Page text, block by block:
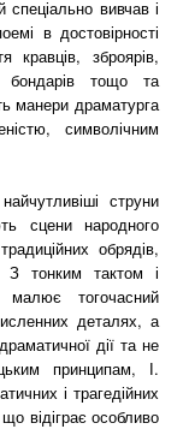
спеціально вивчав і
в достовірності
кравців, зброярів,
бондарів тощо та
манери драматурга
символічним
струни
сцени народного
обрядів,
З тонким тактом і
малює тогочасний
деталях, а
дії та не
принципам, І.
і трагедійних
відіграє особливо